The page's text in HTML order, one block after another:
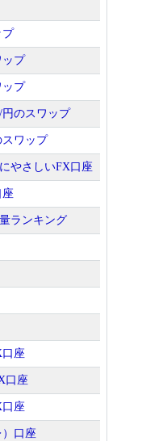
プ
ップ
ップ
のスワップ
ワップ
やさしいFX口座
ランキング
座
口座
座
口座